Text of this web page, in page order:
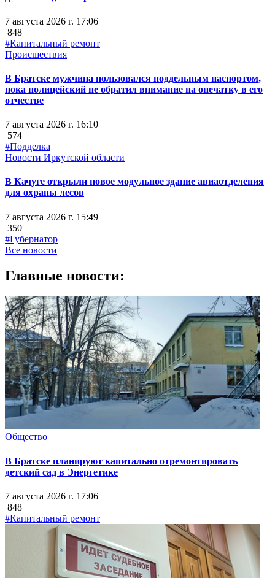
7 августа 2026 г. 17:06
848
#Капитальный ремонт
Происшествия
В Братске мужчина пользовался поддельным паспортом,
пока полицейский не обратил внимание на опечатку в его
отчестве
7 августа 2026 г. 16:10
574
#Подделка
Новости Иркутской области
В Качуге открыли новое модульное здание авиаотделения
для охраны лесов
7 августа 2026 г. 15:49
350
#Губернатор
Все новости
Главные новости:
Общество
В Братске планируют капитально отремонтировать
детский сад в Энергетике
7 августа 2026 г. 17:06
848
#Капитальный ремонт